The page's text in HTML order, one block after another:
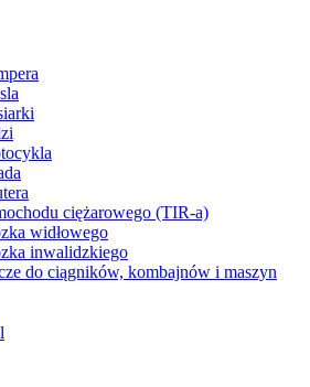
ciężarowego (TIR-a)
widłowego
inwalidzkiego
do ciągników, kombajnów i maszyn